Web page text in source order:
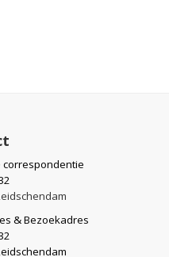
correspondentie
& Bezoekadres